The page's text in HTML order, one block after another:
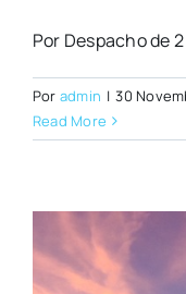
Por Despacho de
Por admin | 30
Read More